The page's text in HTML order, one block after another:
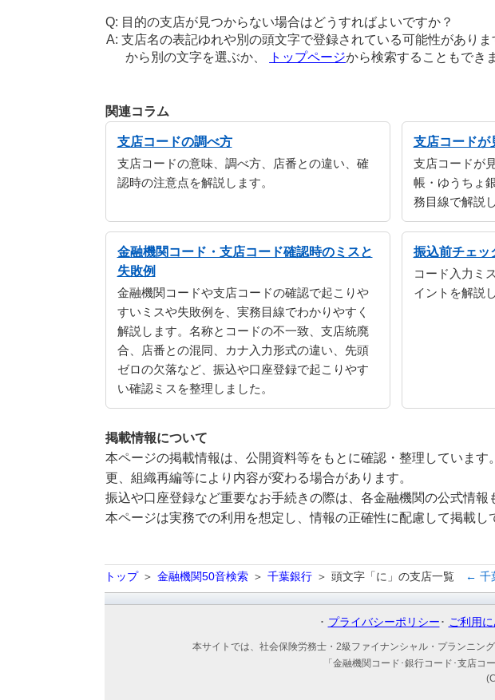
目的の支店が見つからない場合はどうすればよいですか？
支店名の表記ゆれや別の頭文字で登録されている可能性があり
から別の文字を選ぶか、
トップページから検索することもでき
関連コラム
支店コードの調べ方
支店コードの意味、調べ方、店番との違い、確
認時の注意点を解説します。
支店コードが
支店コードが
帳・ゆうちょ
務目線で解説
金融機関コード・支店コード確認時のミスと
失敗例
金融機関コードや支店コードの確認で起こりや
すいミスや失敗例を、実務目線でわかりやすく
解説します。名称とコードの不一致、支店統廃
合、店番との混同、カナ入力形式の違い、先頭
ゼロの欠落など、振込や口座登録で起こりやす
い確認ミスを整理しました。
振込前チェッ
コード入力ミ
イントを解説
掲載情報について
本ページの掲載情報は、公開資料等をもとに確認・整理しています
更、組織再編等により内容が変わる場合があります。
振込や口座登録など重要なお手続きの際は、各金融機関の公式情報
本ページは実務での利用を想定し、情報の正確性に配慮して掲載し
トップ 金融機関50音検索 千葉銀行 頭文字「に」の支店一覧 ← 千
プライバシーポリシー ご利用
本サイトでは、社会保険労務士・2級ファイナンシャル・プランニン
「金融機関コード･銀行コード･支店コ